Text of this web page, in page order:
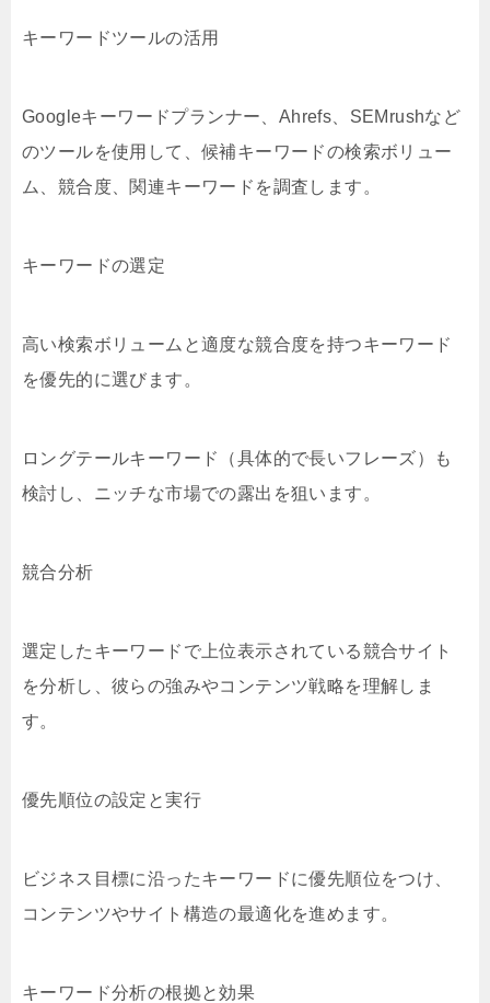
キーワードツールの活用
Googleキーワードプランナー、Ahrefs、SEMrushなど
のツールを使用して、候補キーワードの検索ボリュー
ム、競合度、関連キーワードを調査します。
キーワードの選定
高い検索ボリュームと適度な競合度を持つキーワード
を優先的に選びます。
ロングテールキーワード（具体的で長いフレーズ）も
検討し、ニッチな市場での露出を狙います。
競合分析
選定したキーワードで上位表示されている競合サイト
を分析し、彼らの強みやコンテンツ戦略を理解しま
す。
優先順位の設定と実行
ビジネス目標に沿ったキーワードに優先順位をつけ、
コンテンツやサイト構造の最適化を進めます。
キーワード分析の根拠と効果